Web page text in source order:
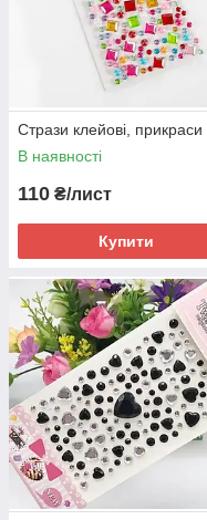
Стрази клейові, прикраси
В наявності
110 ₴/лист
Купити